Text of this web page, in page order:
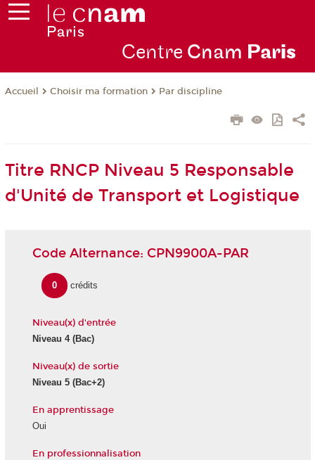
Centre Cnam Paris
Accueil Choisir ma formation Par discipline
Titre RNCP Niveau 5 Responsable
d'Unité de Transport et Logistique
Code Alternance: CPN9900A-PAR
0 crédits
Niveau(x) d'entrée
Niveau 4(Bac)
Niveau(x) de sortie
Niveau 5(Bac+2)
En apprentissage
Oui
En professionnalisation